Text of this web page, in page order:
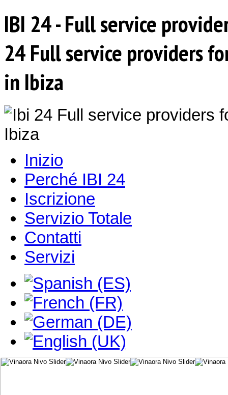
IBI 24 - Full service
24 Full service providers
in Ibiza
Inizio
Perché IBI 24
Iscrizione
Servizio Totale
Contatti
Servizi